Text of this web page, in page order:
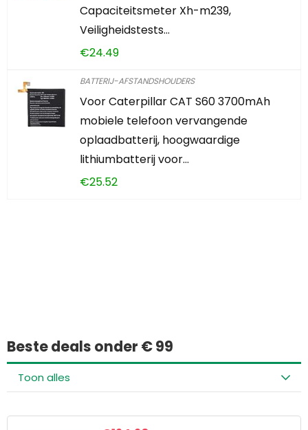
Capaciteitsmeter Xh-m239,
Veiligheidstests…
€24.49
BATTERIJ-AFSTANDSHOUDERS
Voor Caterpillar CAT S60 3700mAh
mobiele telefoon vervangende
oplaadbatterij, hoogwaardige
lithiumbatterij voor…
€25.52
Beste deals onder € 99
Toon alles